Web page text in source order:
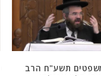
תשע"ח הרב